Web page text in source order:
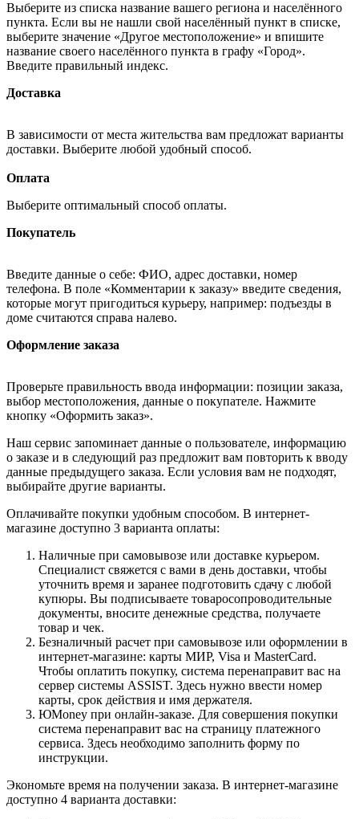
Выберите из списка название вашего региона и населённого
пункта. Если вы не нашли свой населённый пункт в списке,
выберите значение «Другое местоположение» и впишите
название своего населённого пункта в графу «Город».
Введите правильный индекс.
Доставка
В зависимости от места жительства вам предложат варианты
доставки. Выберите любой удобный способ.
Оплата
Выберите оптимальный способ оплаты.
Покупатель
Введите данные о себе: ФИО, адрес доставки, номер
телефона. В поле «Комментарии к заказу» введите сведения,
которые могут пригодиться курьеру, например: подъезды в
доме считаются справа налево.
Оформление заказа
Проверьте правильность ввода информации: позиции заказа,
выбор местоположения, данные о покупателе. Нажмите
кнопку «Оформить заказ».
Наш сервис запоминает данные о пользователе, информацию
о заказе и в следующий раз предложит вам повторить к вводу
данные предыдущего заказа. Если условия вам не подходят,
выбирайте другие варианты.
Оплачивайте покупки удобным способом. В интернет-
магазине доступно 3 варианта оплаты:
Наличные при самовывозе или доставке курьером.
Специалист свяжется с вами в день доставки, чтобы
уточнить время и заранее подготовить сдачу с любой
купюры. Вы подписываете товаросопроводительные
документы, вносите денежные средства, получаете
товар и чек.
Безналичный расчет при самовывозе или оформлении в
интернет-магазине: карты МИР, Visa и MasterCard.
Чтобы оплатить покупку, система перенаправит вас на
сервер системы ASSIST. Здесь нужно ввести номер
карты, срок действия и имя держателя.
ЮMoney при онлайн-заказе. Для совершения покупки
система перенаправит вас на страницу платежного
сервиса. Здесь необходимо заполнить форму по
инструкции.
Экономьте время на получении заказа. В интернет-магазине
доступно 4 варианта доставки: